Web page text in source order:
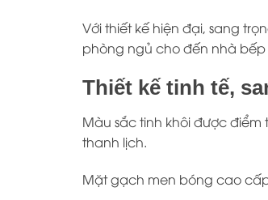
Với thiết kế hiện đại, sang
phòng ngủ cho đến nhà
Thiết kế tinh tế,
Màu sắc tinh khôi được
thanh lịch.
Mặt gạch men bóng cao